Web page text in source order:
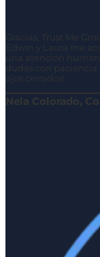
Gracias, Trust Me
Edwin y Laura me
una atención
dudas con
ojos cerrados!
Nela Colorado,